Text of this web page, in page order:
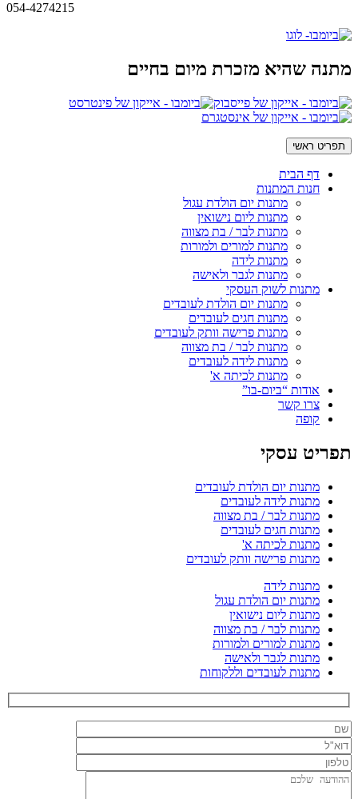
054-4274215
מתנה שהיא מזכרת מיום בחיים
תפריט ראשי
דף הבית
חנות המתנות
מתנות יום הולדת עגול
מתנות ליום נישואין
מתנות לבר / בת מצווה
מתנות למורים ולמורות
מתנות לידה
מתנות לגבר ולאישה
מתנות לשוק העסקי
מתנות יום הולדת לעובדים
מתנות חגים לעובדים
מתנות פרישה וותק לעובדים
מתנות לבר / בת מצווה
מתנות לידה לעובדים
מתנות לכיתה א'
אודות “ביום-בו”
צרו קשר
קופה
תפריט עסקי
מתנות יום הולדת לעובדים
מתנות לידה לעובדים
מתנות לבר / בת מצווה
מתנות חגים לעובדים
מתנות לכיתה א'
מתנות פרישה וותק לעובדים
מתנות לידה
מתנות יום הולדת עגול
מתנות ליום נישואין
מתנות לבר / בת מצווה
מתנות למורים ולמורות
מתנות לגבר ולאישה
מתנות לעובדים וללקוחות